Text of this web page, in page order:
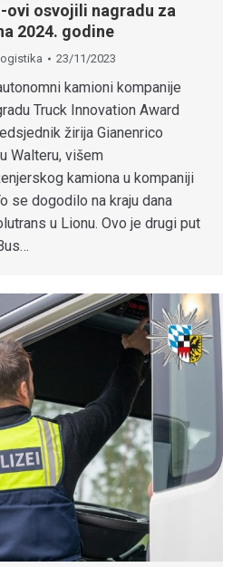
ovi osvojili nagradu za
2024. godine
23/11/2023
kamioni kompanije
Truck Innovation Award
žirija Gianenrico
Walteru, višem
kamiona u kompaniji
se dogodilo na kraju dana
u Lionu. Ovo je drugi put